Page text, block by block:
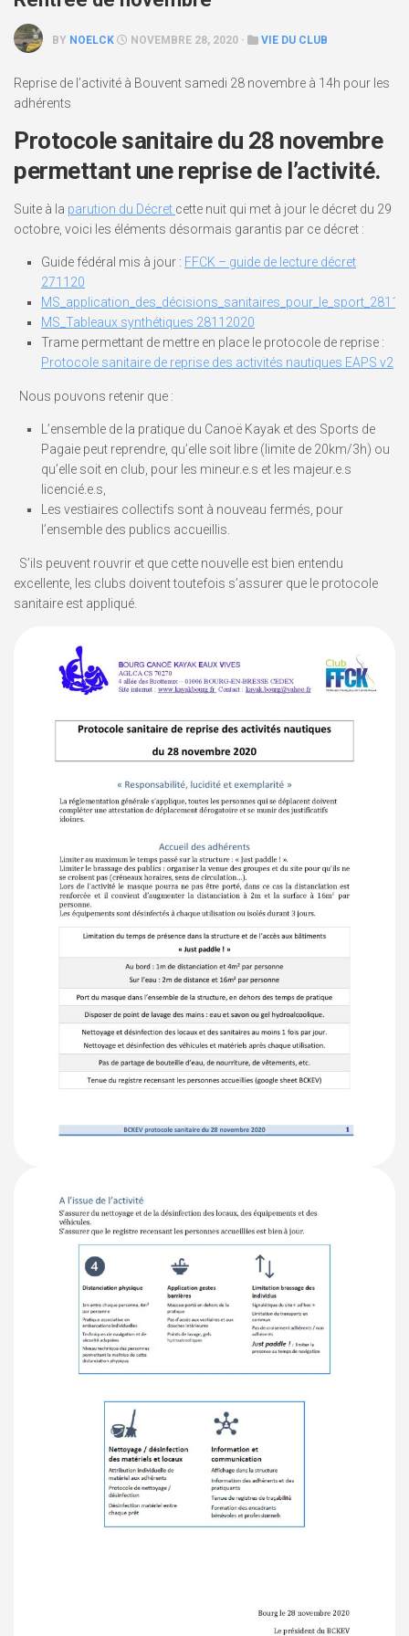
BY NOELCK NOVEMBRE 28, 2020 · VIE DU CLUB
Reprise de l’activité à Bouvent samedi 28 novembre à 14h pour les
adhérents
Protocole sanitaire du 28 novembre
permettant une reprise de l’activité.
Suite à la parution du Décret cette nuit qui met à jour le décret du 29
octobre, voici les éléments désormais garantis par ce décret :
Guide fédéral mis à jour : FFCK – guide de lecture décret
271120
MS_Tableaux synthétiques 28112020
Trame permettant de mettre en place le protocole de reprise :
Protocole sanitaire de reprise des activités nautiques EAPS v2
Nous pouvons retenir que :
L’ensemble de la pratique du Canoë Kayak et des Sports de
Pagaie peut reprendre, qu’elle soit libre (limite de 20km/3h) ou
qu’elle soit en club, pour les mineur.e.s et les majeur.e.s
licencié.e.s,
Les vestiaires collectifs sont à nouveau fermés, pour
l’ensemble des publics accueillis.
S’ils peuvent rouvrir et que cette nouvelle est bien entendu
excellente, les clubs doivent toutefois s’assurer que le protocole
sanitaire est appliqué.